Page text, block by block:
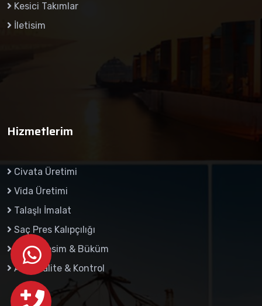
Kesici Takımlar
İletisim
Hizmetlerim
Civata Üretimi
Vida Üretimi
Talaşlı İmalat
Saç Pres Kalıpçılığı
Lazer Kesim & Büküm
Arge Kalite & Kontrol